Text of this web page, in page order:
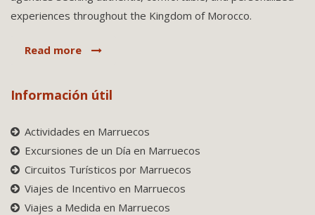
experiences throughout the Kingdom of Morocco.
Read more
Información útil
Actividades en Marruecos
Excursiones de un Día en Marruecos
Circuitos Turísticos por Marruecos
Viajes de Incentivo en Marruecos
Viajes a Medida en Marruecos